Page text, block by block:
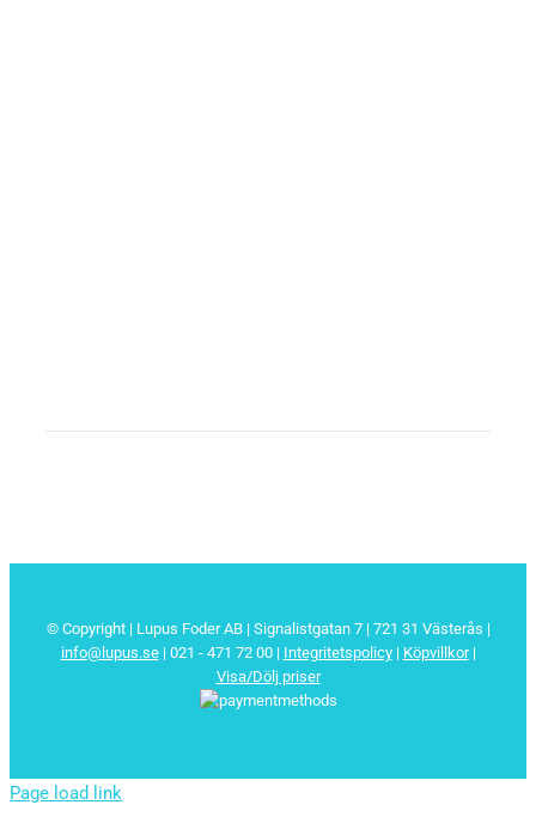
© Copyright | Lupus Foder AB | Signalistgatan 7 | 721 31 Västerås |
info@lupus.se| 021 - 471 72 00 | Integritetspolicy| Köpvillkor|
Visa/Dölj priser
Page load link